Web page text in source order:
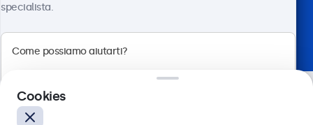
specialista.
Cookies